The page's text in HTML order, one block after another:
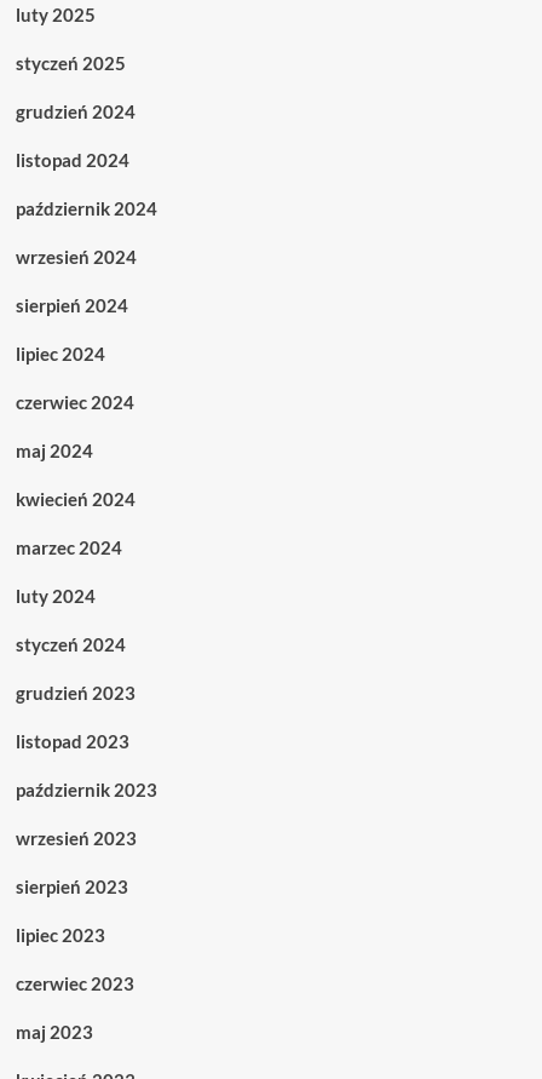
luty 2025
styczeń 2025
grudzień 2024
listopad 2024
październik 2024
wrzesień 2024
sierpień 2024
lipiec 2024
czerwiec 2024
maj 2024
kwiecień 2024
marzec 2024
luty 2024
styczeń 2024
grudzień 2023
listopad 2023
październik 2023
wrzesień 2023
sierpień 2023
lipiec 2023
czerwiec 2023
maj 2023